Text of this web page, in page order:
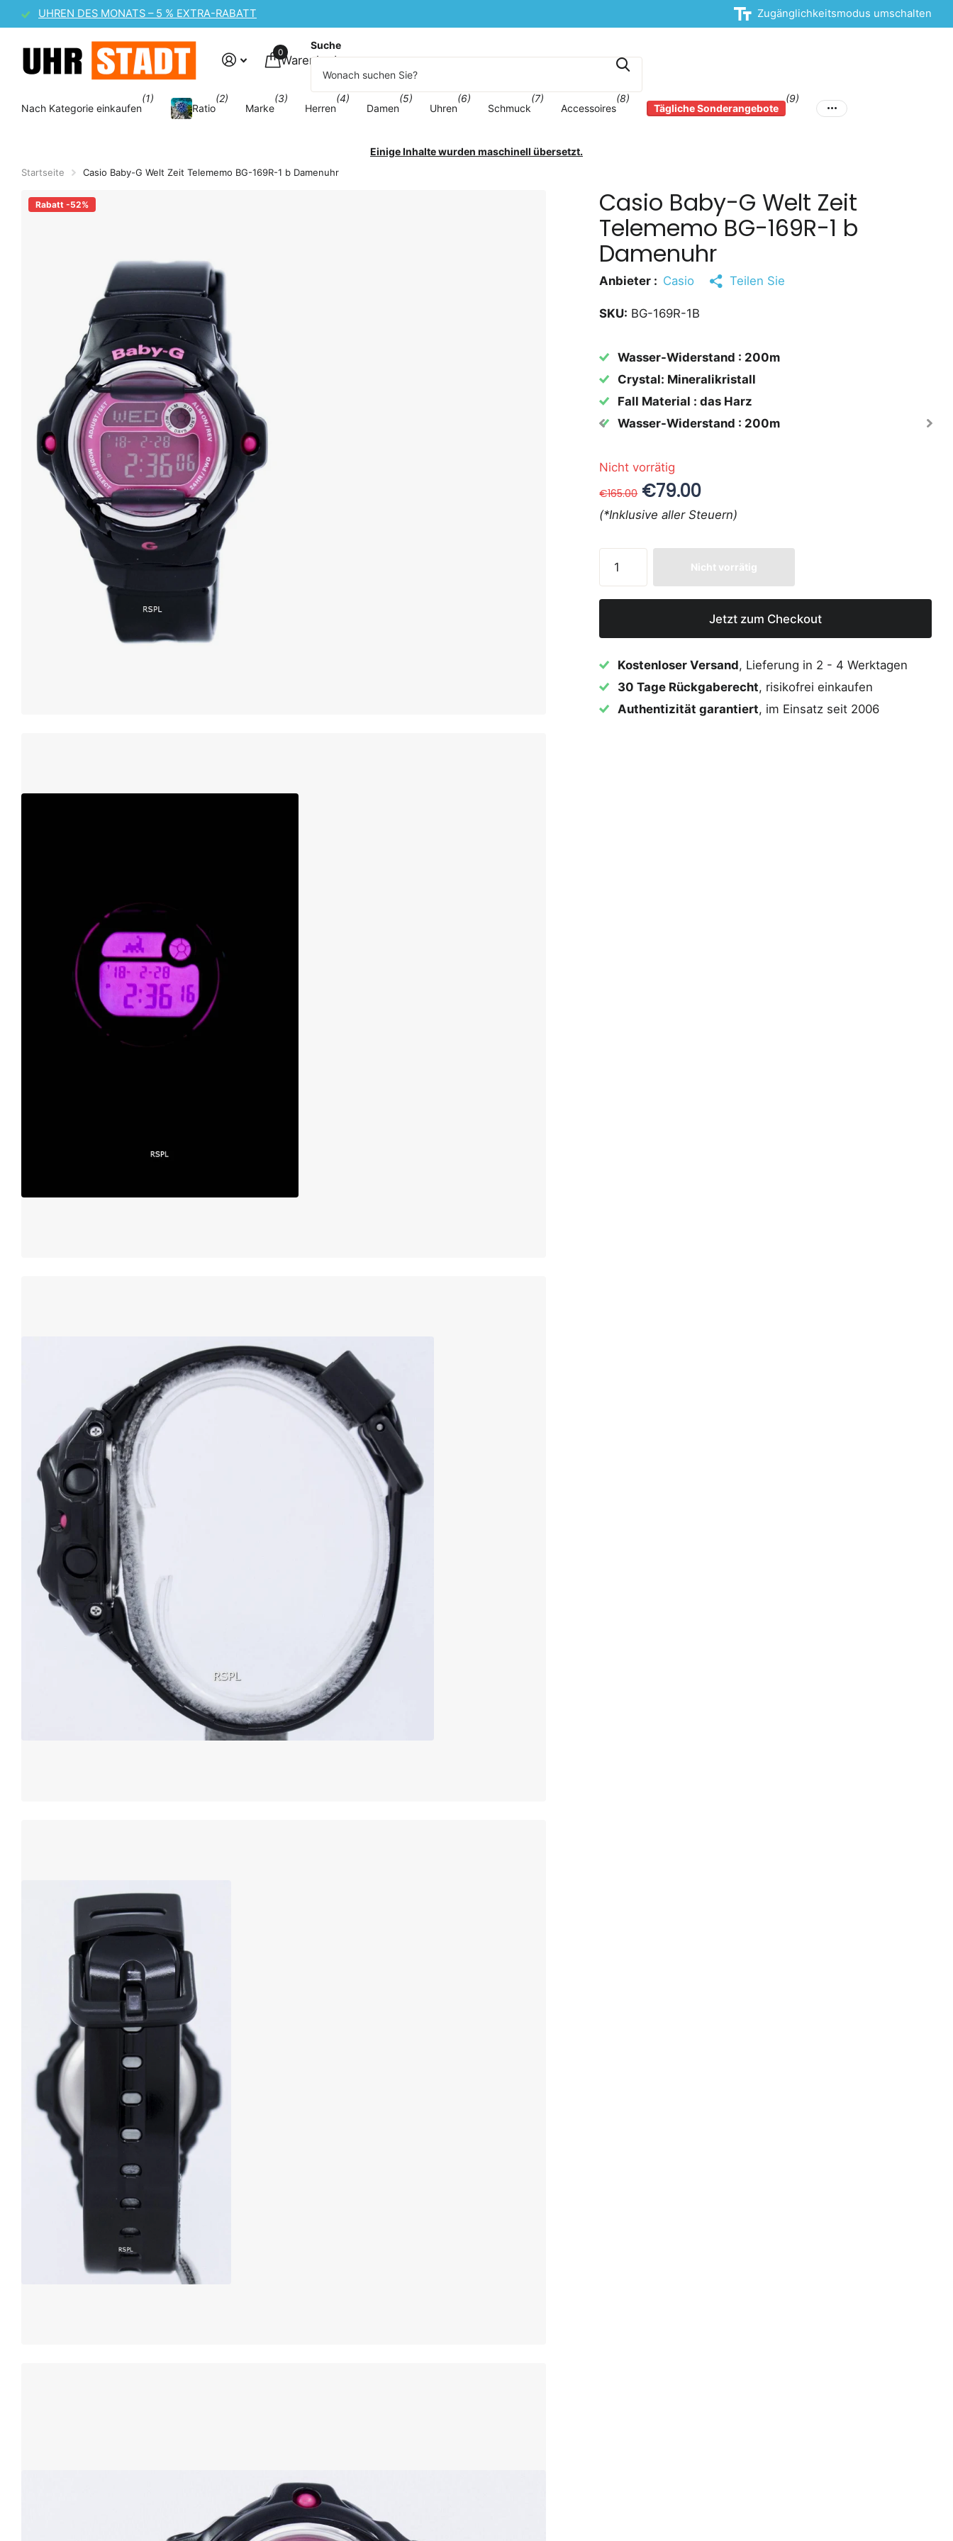
CASIO UHREN-SALE – 10 % EXTRA-RABATT Zugänglichkeitsmodus umschalten
Suche
Warenkorb
0
Nach Kategorie einkaufen
(1)
Ratio
(2)
Marke
(3)
Herren
(4)
Damen
(5)
Uhren
(6)
Schmuck
(7)
Accessoires
(8)
Tägliche Sonderangebote
(9)
Einige Inhalte wurden maschinell übersetzt.
Startseite Casio Baby-G Welt Zeit Telememo BG-169R-1 b Damenuhr
Rabatt -52%
Casio Baby-G Welt Zeit
Telememo BG-169R-1 b
Damenuhr
Anbieter : Casio Teilen Sie
SKU: BG-169R-1B
Wasser-Widerstand : 200m
Crystal: Mineralikristall
Fall Material : das Harz
Wasser-Widerstand : 200m
Nicht vorrätig
€165.00€79.00
(*Inklusive aller Steuern)
Nicht vorrätig
Jetzt zum Checkout
Kostenloser Versand, Lieferung in 2 - 4 Werktagen
30 Tage Rückgaberecht, risikofrei einkaufen
Authentizität garantiert, im Einsatz seit 2006